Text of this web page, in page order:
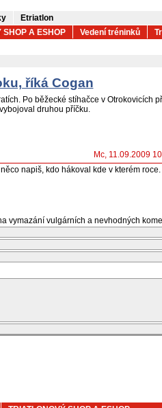
Etriatlon
SHOP A ESHOP
Vedení tréninků
říká Cogan
Po běžecké stíhačce v Otrokovicích
druhou příčku.
Mc, 11.09.2009
napiš, kdo hákoval kde v kterém roce.
vymazání vulgárních a nevhodných